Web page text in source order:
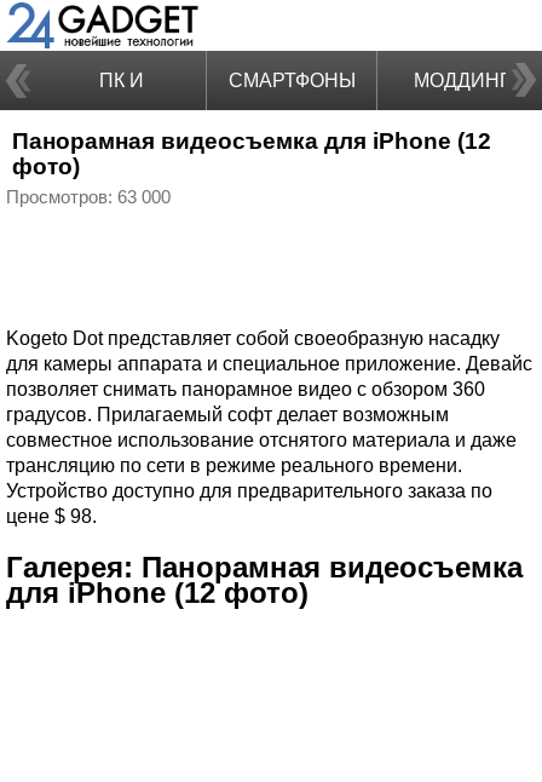
ПК И
НОУТБУКИ
СМАРТФОНЫ МОДДИНГ
Панорамная видеосъемка для iPhone (12
фото)
Просмотров: 63 000
Kogeto Dot представляет собой своеобразную насадку
для камеры аппарата и специальное приложение. Девайс
позволяет снимать панорамное видео с обзором 360
градусов. Прилагаемый софт делает возможным
совместное использование отснятого материала и даже
трансляцию по сети в режиме реального времени.
Устройство доступно для предварительного заказа по
цене $ 98.
Галерея: Панорамная видеосъемка
для iPhone (12 фото)